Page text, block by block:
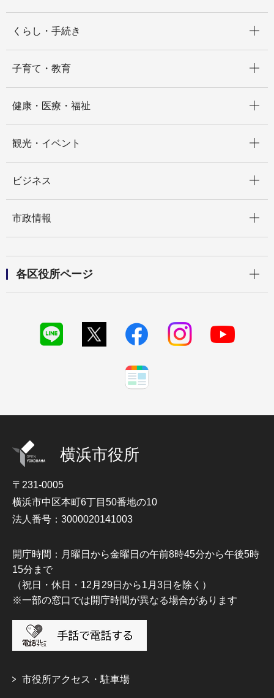
くらし・手続き
子育て・教育
健康・医療・福祉
観光・イベント
ビジネス
市政情報
各区役所ページ
横浜市役所
〒231-0005
横浜市中区本町6丁目50番地の10
法人番号：3000020141003
開庁時間：月曜日から金曜日の午前8時45分から午後5時
15分まで
（祝日・休日・12月29日から1月3日を除く）
※一部の窓口では開庁時間が異なる場合があります
市役所アクセス・駐車場